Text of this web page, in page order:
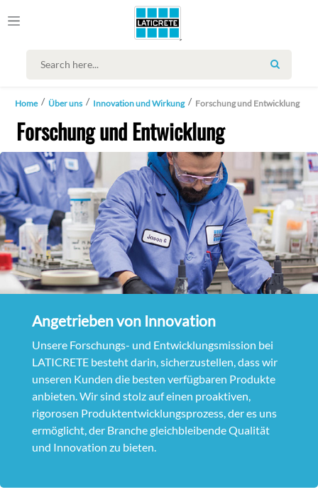
SEARCH
Home Über uns Innovation und Wirkung Forschung und Entwicklung
Forschung und Entwicklung
Angetrieben von Innovation
Unsere Forschungs- und Entwicklungsmission bei
LATICRETE besteht darin, sicherzustellen, dass wir
unseren Kunden die besten verfügbaren Produkte
anbieten. Wir sind stolz auf einen proaktiven,
rigorosen Produktentwicklungsprozess, der es uns
ermöglicht, der Branche gleichbleibende Qualität
und Innovation zu bieten.